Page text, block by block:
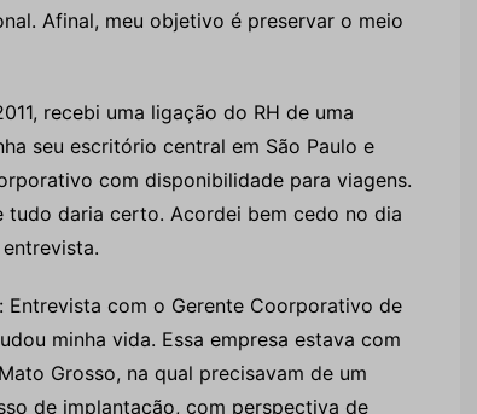
Afinal, meu objetivo é preservar o meio
recebi uma ligação do RH de uma
seu escritório central em São Paulo e
com disponibilidade para viagens.
daria certo. Acordei bem cedo no dia
Entrevista com o Gerente Coorporativo de
minha vida. Essa empresa estava com
Grosso, na qual precisavam de um
de implantação, com perspectiva de